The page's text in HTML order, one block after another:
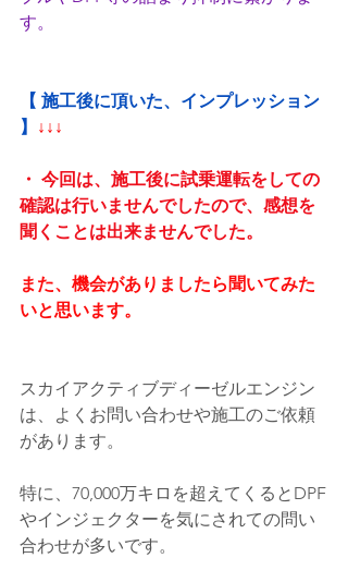
す。
【 施工後に頂いた、インプレッション
】
↓↓↓
・ 今回は、施工後に試乗運転をしての
確認は行いませんでしたので、感想を
聞くことは出来ませんでした。
また、機会がありましたら聞いてみた
いと思います。
スカイアクティブディーゼルエンジン
は、よくお問い合わせや施工のご依頼
があります。
特に、70,000万キロを超えてくるとDPF
やインジェクターを気にされての問い
合わせが多いです。